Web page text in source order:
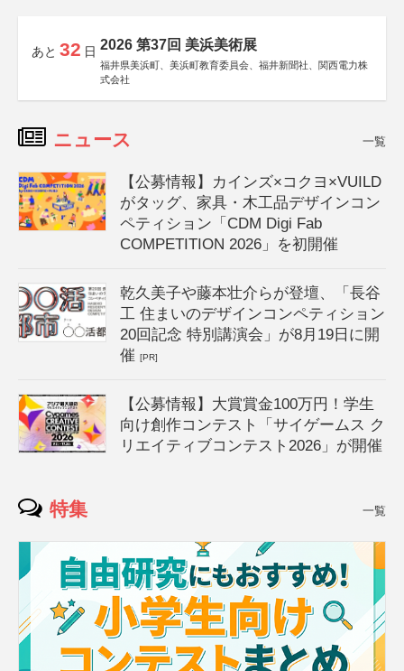
あと 32 日 2026 第37回 美浜美術展
福井県美浜町、美浜町教育委員会、福井新聞社、関西電力株
式会社
ニュース 一覧
【公募情報】カインズ×コクヨ×VUILD
がタッグ、家具・木工品デザインコン
ペティション「CDM Digi Fab
COMPETITION 2026」を初開催
乾久美子や藤本壮介らが登壇、「長谷
工 住まいのデザインコンペティション
20回記念 特別講演会」が8月19日に開
催[PR]
【公募情報】大賞賞金100万円！学生
向け創作コンテスト「サイゲームス ク
リエイティブコンテスト2026」が開催
特集 一覧